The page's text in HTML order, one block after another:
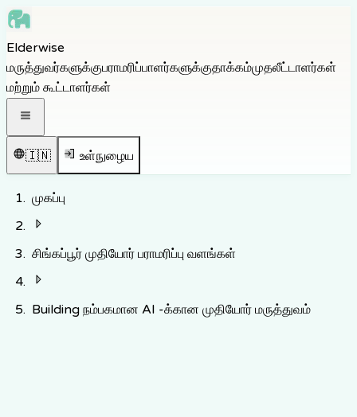
Skip to navigation
Skip to footer
Elderwise
மருத்துவர்களுக்குபராமரிப்பாளர்களுக்குதாக்கம்முதலீட்டாளர்கள்
மற்றும் கூட்டாளர்கள்
🇮🇳 உள்நுழைய
முகப்பு
சிங்கப்பூர் முதியோர் பராமரிப்பு வளங்கள்
Building நம்பகமான AI -க்கான முதியோர் மருத்துவம்